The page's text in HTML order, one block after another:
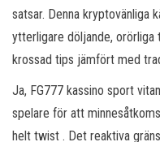
satsar. Denna kryptovänliga
ytterligare döljande, orörliga
krossad tips jämfört med
Ja, FG777 kassino sport
spelare för att
helt twist . Det reaktiva